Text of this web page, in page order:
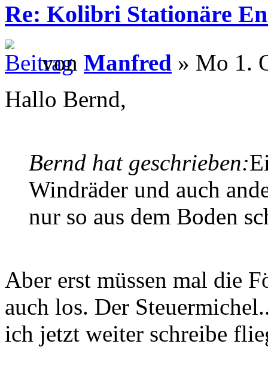
Re: Kolibri Stationäre
von Manfred » Mo 1.
Hallo Bernd,
Bernd hat geschrieben:
Windräder und auch
nur so aus dem Boden
Aber erst müssen mal die
auch los. Der
ich jetzt weiter schreibe